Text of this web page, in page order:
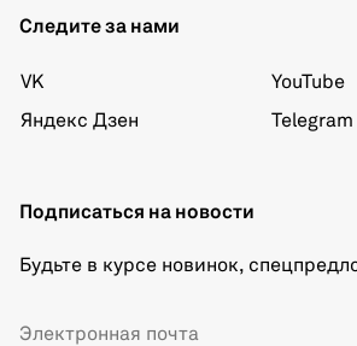
Следите за нами
VK
Яндекс Дзен
YouTube
Telegram
Подписаться на новости
Будьте в курсе новинок,